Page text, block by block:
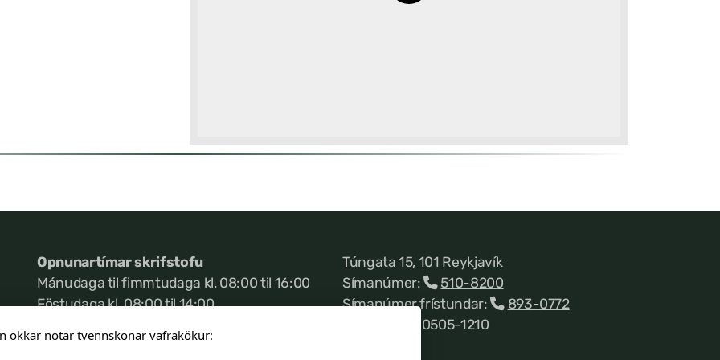
Opnunartímar skrifstofu
Mánudaga til fimmtudaga kl. 08:00 til 16:00
Föstudaga kl. 08:00 til 14:00
Túngata 15, 101 Reykjavík
Símanúmer:
510-8200
Símanúmer frístundar:
893-0772
Kennitala 660505-1210
okkar notar tvennskonar vafrakökur: